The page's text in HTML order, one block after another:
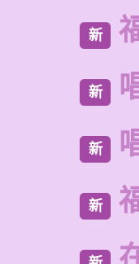
新
新
新
新